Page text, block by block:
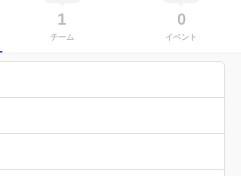
1
チーム
0
イベント